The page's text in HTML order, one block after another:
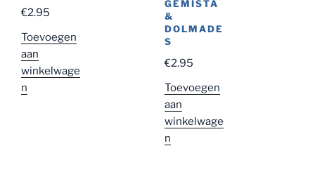
€2.95
Toevoegen
aan
winkelwage
n
GEMISTA
&
DOLMADE
S
€2.95
Toevoegen
aan
winkelwage
n